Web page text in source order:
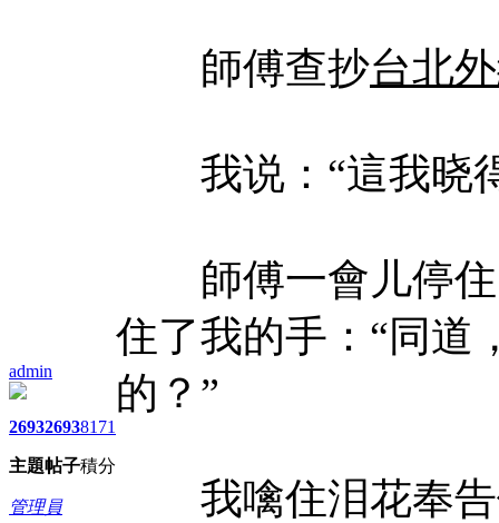
admin
2693
主題
2693
帖子
8171
積分
管理員
師傅查抄台北
我说：“這我晓得
師傅一會儿停住
住了我的手：“同道
的？”
我噙住泪花奉告